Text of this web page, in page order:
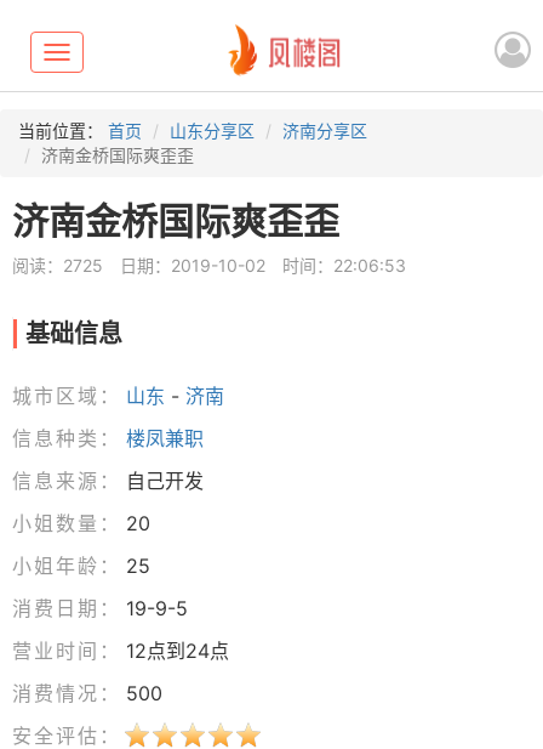
Toggle
navigation
当前位置： 首页 山东分享区
济南分享区
济南金桥国际爽歪歪
济南金桥国际爽歪歪
阅读：2725 日期：2019-10-02 时间：22:06:53
基础信息
城市区域： 山东 - 济南
信息种类：
楼凤兼职
信息来源：
自己开发
小姐数量：
20
小姐年龄：
25
消费日期：
19-9-5
营业时间：
12点到24点
消费情况：
500
安全评估：